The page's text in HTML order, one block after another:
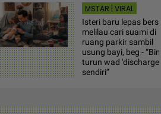
MSTAR | VIRAL
Isteri baru lepas
melilau cari suami di
ruang parkir sambil
usung bayi, beg -
turun wad 'discharge'
sendiri”